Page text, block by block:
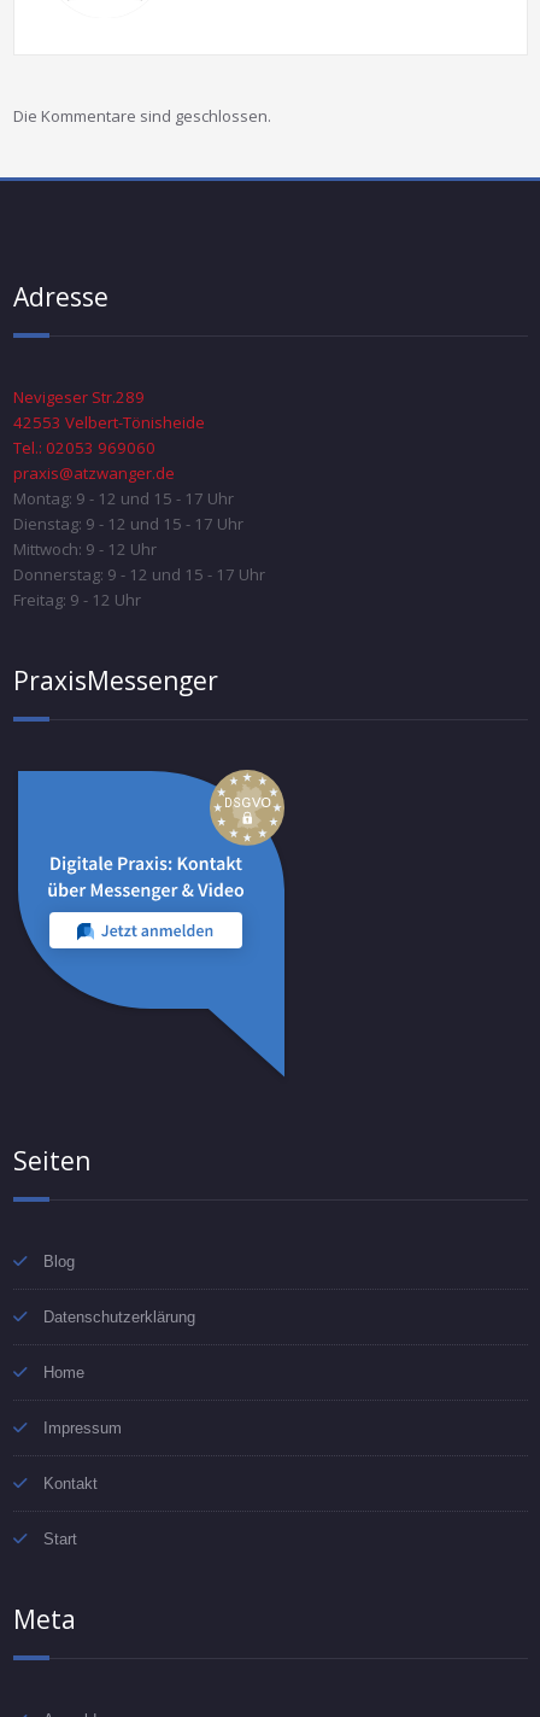
Die Kommentare sind geschlossen.
Adresse
Nevigeser Str.289
42553 Velbert-Tönisheide
Tel.: 02053 969060
praxis@atzwanger.de
Montag: 9 - 12 und 15 - 17 Uhr
Dienstag: 9 - 12 und 15 - 17 Uhr
Mittwoch: 9 - 12 Uhr
Donnerstag: 9 - 12 und 15 - 17 Uhr
Freitag: 9 - 12 Uhr
PraxisMessenger
Seiten
Blog
Datenschutzerklärung
Home
Impressum
Kontakt
Start
Meta